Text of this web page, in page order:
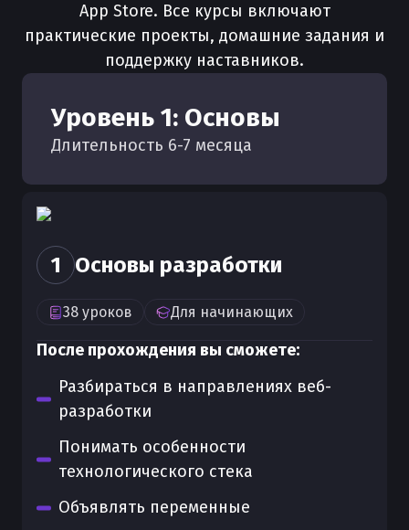
App Store. Все курсы включают
практические проекты, домашние задания и
поддержку наставников.
Уровень 1: Основы
Длительность 6-7 месяца
1 Основы разработки
38 уроков Для начинающих
После прохождения вы сможете:
Разбираться в направлениях веб-
разработки
Понимать особенности
технологического стека
Объявлять переменные